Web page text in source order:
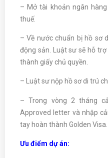
– Mở tài khoản ngân
thuế.
– Về nước chuẩn bị hồ sơ
động sản. Luật sư sẽ hỗ
thành giấy chủ quyền.
– Luật sư nộp hồ sơ di trú
– Trong vòng 2 tháng
Approved letter và nhập
tay hoàn thành Golden Visa.
Ưu điểm dự án: